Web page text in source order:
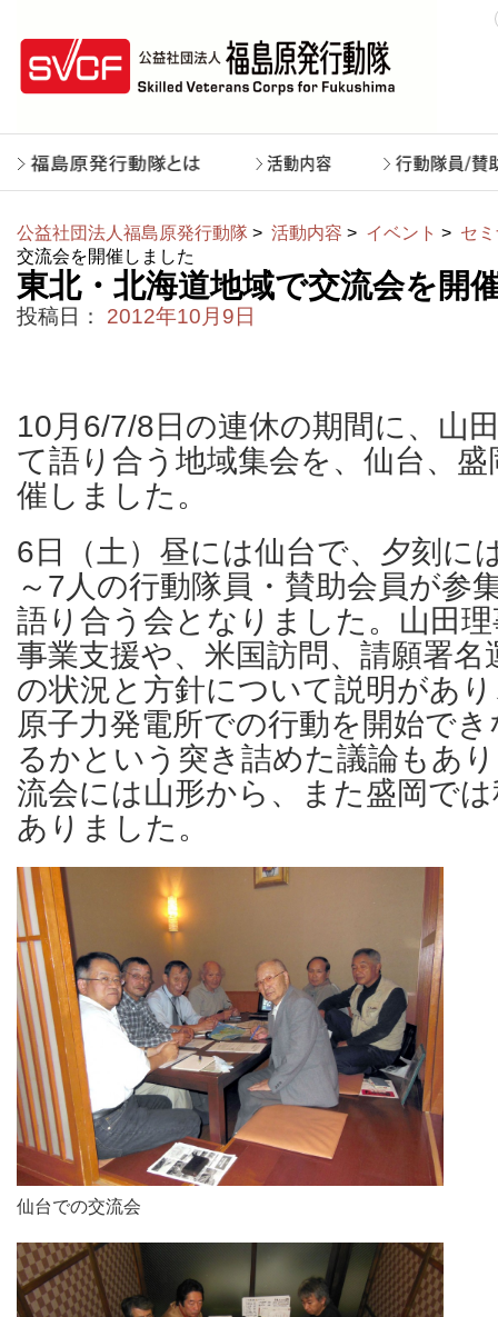
公益社団法人福島原発行動隊 > 活動内容 > イベント > セ
交流会を開催しました
東北・北海道地域で交流会を開
投稿日： 2012年10月9日
10月6/7/8日の連休の期間に、山
て語り合う地域集会を、仙台、
催しました。
6日（土）昼には仙台で、夕刻に
～7人の行動隊員・賛助会員が参
語り合う会となりました。山田
事業支援や、米国訪問、請願署
の状況と方針について説明があ
原子力発電所での行動を開始で
るかという突き詰めた議論もあ
流会には山形から、また盛岡で
ありました。
仙台での交流会